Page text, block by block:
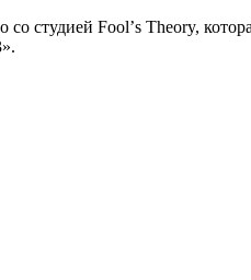
студией Foolʼs Theory,